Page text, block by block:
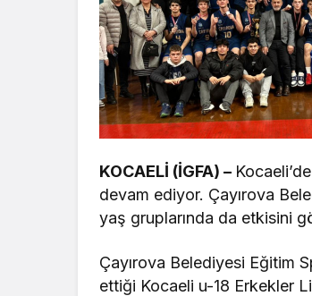
KOCAELİ (İGFA) –
devam ediyor. Çayırova
yaş gruplarında da etkisini
Çayırova Belediyesi Eğitim
ettiği Kocaeli u-18 Erkekler